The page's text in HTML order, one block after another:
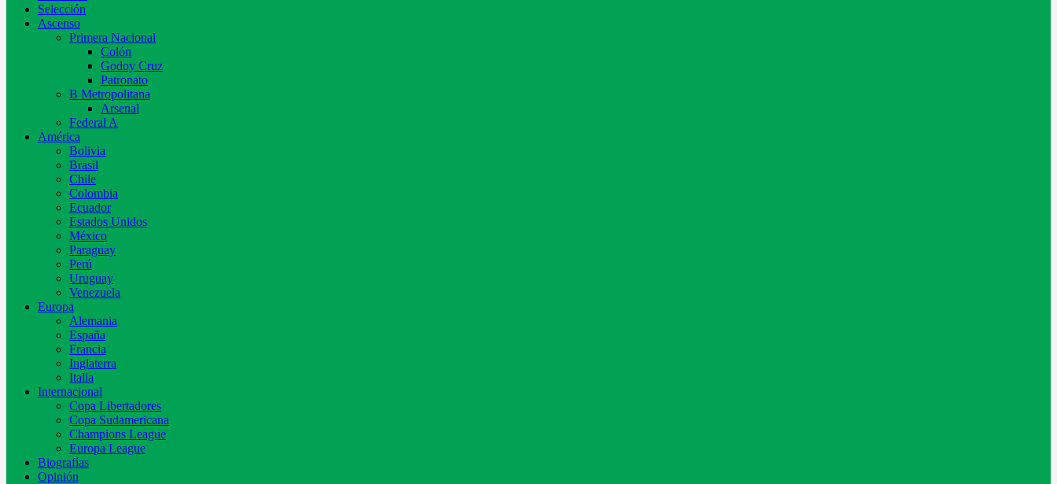
Selección
Ascenso
Primera Nacional
Colón
Godoy Cruz
Patronato
B Metropolitana
Arsenal
Federal A
América
Bolivia
Brasil
Chile
Colombia
Ecuador
Estados Unidos
México
Paraguay
Perú
Uruguay
Venezuela
Europa
Alemania
España
Francia
Inglaterra
Italia
Internacional
Copa Libertadores
Copa Sudamericana
Champions League
Europa League
Biografías
Opinión